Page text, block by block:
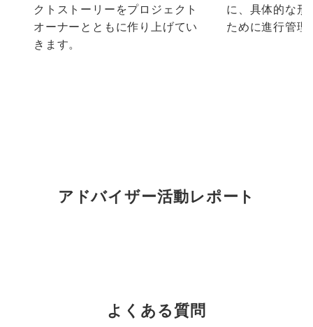
クトストーリーをプロジェクト
オーナーとともに作り上げてい
きます。
に、具体的な
ために進行管
アドバイザー活動レポート
よくある質問